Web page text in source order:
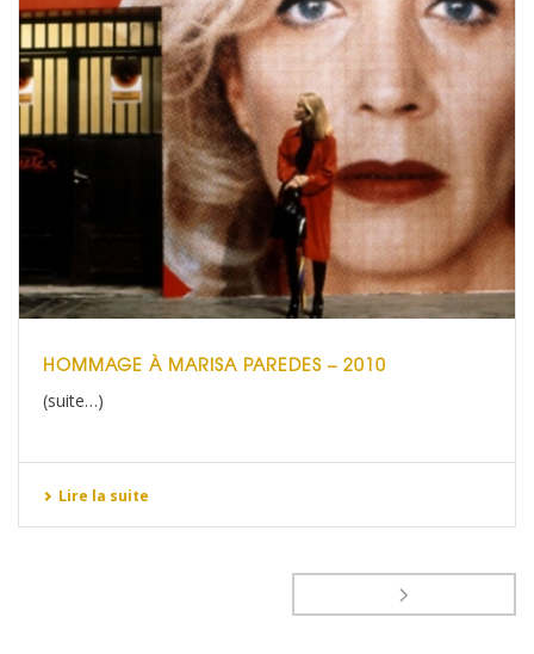
HOMMAGE À MARISA PAREDES – 2010
(suite…)
Lire la suite